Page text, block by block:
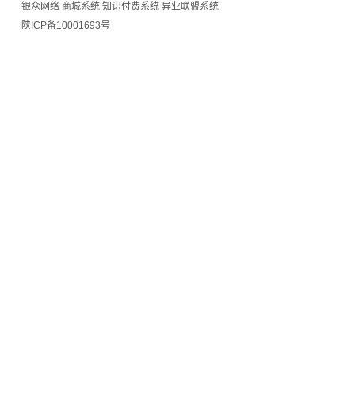
银众网络 商城系统 知识付费系统 异业联盟系统
陕ICP备10001693号